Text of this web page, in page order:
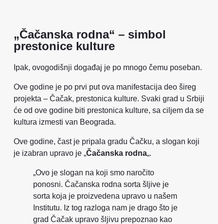
„Čačanska rodna“ – simbol
prestonice kulture
Ipak, ovogodišnji događaj je po mnogo čemu poseban.
Ove godine je po prvi put ova manifestacija deo šireg
projekta – Čačak, prestonica kulture. Svaki grad u Srbiji
će od ove godine biti prestonica kulture, sa ciljem da se
kultura izmesti van Beograda.
Ove godine, čast je pripala gradu Čačku, a slogan koji
je izabran upravo je „Čačanska rodna„.
„Ovo je slogan na koji smo naročito
ponosni. Čačanska rodna sorta šljive je
sorta koja je proizvedena upravo u našem
Institutu. Iz tog razloga nam je drago što je
grad Čačak upravo šljivu prepoznao kao